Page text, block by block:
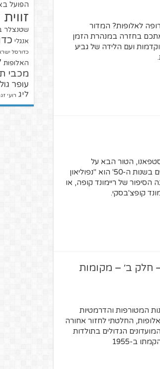
לאלופות? המדור
אתכם בחזרה במנהרת הזמן
ה-50 המוקדמות ועם הלידה של גביע
סטפאנו, הטור הבא על
השחקנים הגדולים בשנות ה-50' הוא "נפוליאון
הסיפור של ריימונד קופה, או
קופצ'בסקי.
– חלק ב׳ – מקומות
המטורפות והדרמטיות
החלטתי לחזור אחורה
הגדולים בתולדות
ב-1955
הפועל
שטנצלר
אנגלי
כדורסל
האלופות
מכבי
עופר
ליג רועי